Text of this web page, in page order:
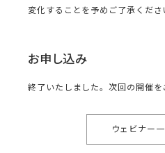
変化することを予めご了承くださ
お申し込み
終了いたしました。次回の開催を
ウェビナー